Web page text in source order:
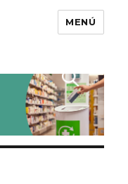
MENÚ
Buscar
por: